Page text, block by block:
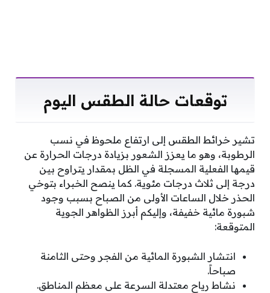
توقعات حالة الطقس اليوم
تشير خرائط الطقس إلى ارتفاع ملحوظ في نسب
الرطوبة، وهو ما يعزز الشعور بزيادة درجات الحرارة عن
قيمها الفعلية المسجلة في الظل بمقدار يتراوح بين
درجة إلى ثلاث درجات مئوية. كما ينصح الخبراء بتوخي
الحذر خلال الساعات الأولى من الصباح بسبب وجود
شبورة مائية خفيفة، وإليكم أبرز الظواهر الجوية
المتوقعة:
انتشار الشبورة المائية من الفجر وحتى الثامنة
صباحاً.
نشاط رياح معتدلة السرعة على معظم المناطق.